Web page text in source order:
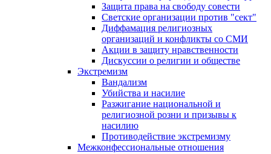
Защита права на свободу совести
Светские организации против "сект"
Диффамация религиозных
организаций и конфликты со СМИ
Акции в защиту нравственности
Дискуссии о религии и обществе
Экстремизм
Вандализм
Убийства и насилие
Разжигание национальной и
религиозной розни и призывы к
насилию
Противодействие экстремизму
Межконфессиональные отношения